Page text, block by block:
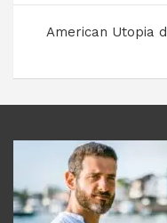
American Utopia